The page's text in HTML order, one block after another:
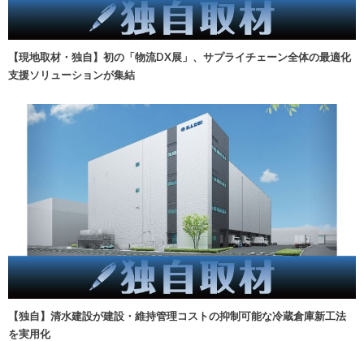
【現地取材・独自】初の「物流DX展」、サプライチェーン全体の最適化
支援ソリューションが集結
【独自】清水建設が建設・維持管理コストの抑制可能な冷蔵倉庫新工法
を実用化